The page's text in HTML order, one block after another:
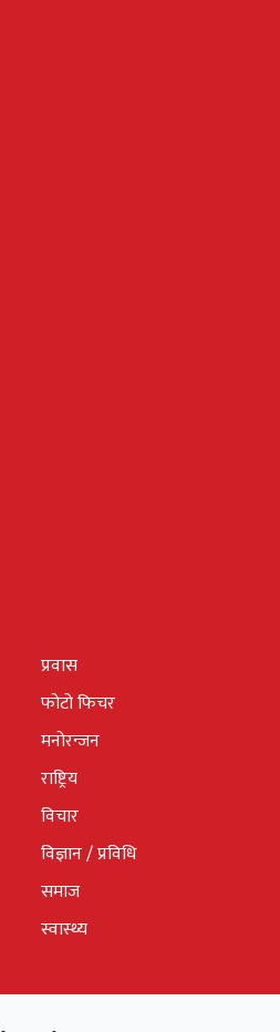
प्रवास
फोटो फिचर
मनोरन्जन
राष्ट्रिय
विचार
विज्ञान / प्रविधि
समाज
स्वास्थ्य